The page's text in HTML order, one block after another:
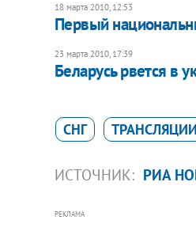
18 марта 2010, 12:53
Первый
23 марта 2010, 17:39
Беларусь рвется в
СНГ ТРАНСЛЯЦИИ
ИСТОЧНИК: РИА
РЕКЛАМА